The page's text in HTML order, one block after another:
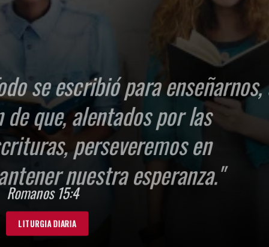
El Pan del Alma
"Todo se escribió para enseñarnos, a
fin de que, alentados por las
Escrituras, perseveremos en
mantener nuestra esperanza."
Romanos 15:4
LITURGIA DIARIA